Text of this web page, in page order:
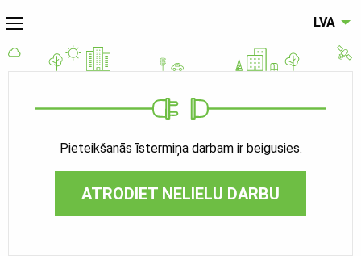
LVA
Pieteikšanās īstermiņa darbam ir beigusies.
ATRODIET NELIELU DARBU